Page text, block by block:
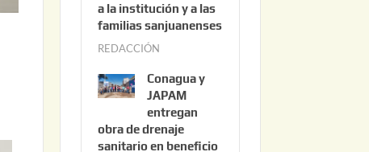
o
3
0
2
6
a la institución y a las
familias sanjuanenses
REDACCIÓN
n
i
o
3
Conagua y
JAPAM
entregan
obra de drenaje
sanitario en beneficio